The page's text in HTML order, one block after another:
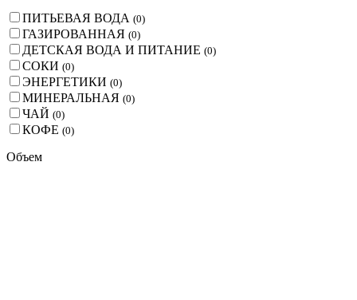
ПИТЬЕВАЯ ВОДА (0)
ГАЗИРОВАННАЯ (0)
ДЕТСКАЯ ВОДА И ПИТАНИЕ (0)
СОКИ (0)
ЭНЕРГЕТИКИ (0)
МИНЕРАЛЬНАЯ (0)
ЧАЙ (0)
КОФЕ (0)
Объем